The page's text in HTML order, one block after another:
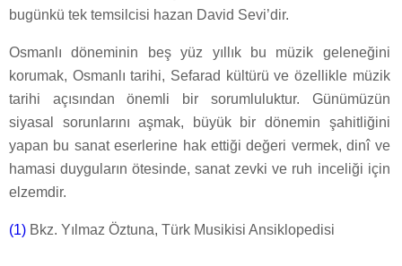
bugünkü tek temsilcisi hazan David Sevi’dir.
Osmanlı döneminin beş yüz yıllık bu müzik geleneğini
korumak, Osmanlı tarihi, Sefarad kültürü ve özellikle müzik
tarihi açısından önemli bir sorumluluktur. Günümüzün
siyasal sorunlarını aşmak, büyük bir dönemin şahitliğini
yapan bu sanat eserlerine hak ettiği değeri vermek, dinî ve
hamasi duyguların ötesinde, sanat zevki ve ruh inceliği için
elzemdir.
(1) Bkz. Yılmaz Öztuna, Türk Musikisi Ansiklopedisi